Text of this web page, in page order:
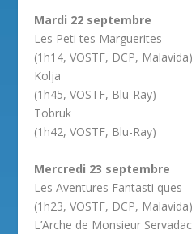
Mardi 22 septembre
Les Peti tes Marguerites
(1h14, VOSTF, DCP, Malavida)
Kolja
(1h45, VOSTF, Blu-Ray)
Tobruk
(1h42, VOSTF, Blu-Ray)
Mercredi 23 septembre
Les Aventures Fantasti ques
(1h23, VOSTF, DCP, Malavida)
L’Arche de Monsieur Servadac